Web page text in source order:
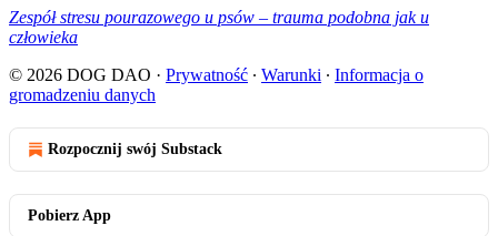
Zespół stresu pourazowego u psów – trauma podobna jak u
człowieka
© 2026 DOG DAO · Prywatność ∙ Warunki ∙ Informacja o
gromadzeniu danych
Rozpocznij swój Substack
Pobierz App